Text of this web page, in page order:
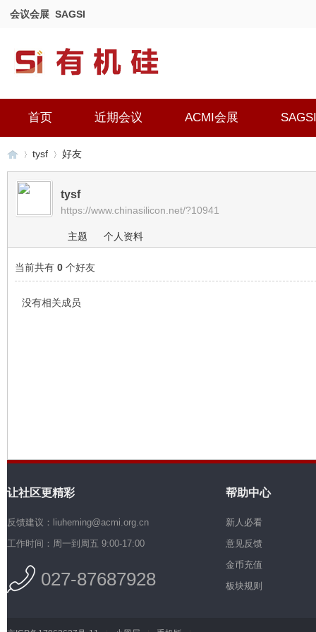
会议会展 SAGSI
首页 近期会议 ACMI会展 SAGSI
有
硅
›
tysf
›
好友
tysf
https://www.chinasilicon.net/?10941
主题 个人资料
当前共有 0 个好友
没有相关成员
让社区更精彩
反馈建议：liuheming@acmi.org.cn
工作时间：周一到周五 9:00-17:00
027-87687928
帮助中心
新人必看
意见反馈
金币充值
板块规则